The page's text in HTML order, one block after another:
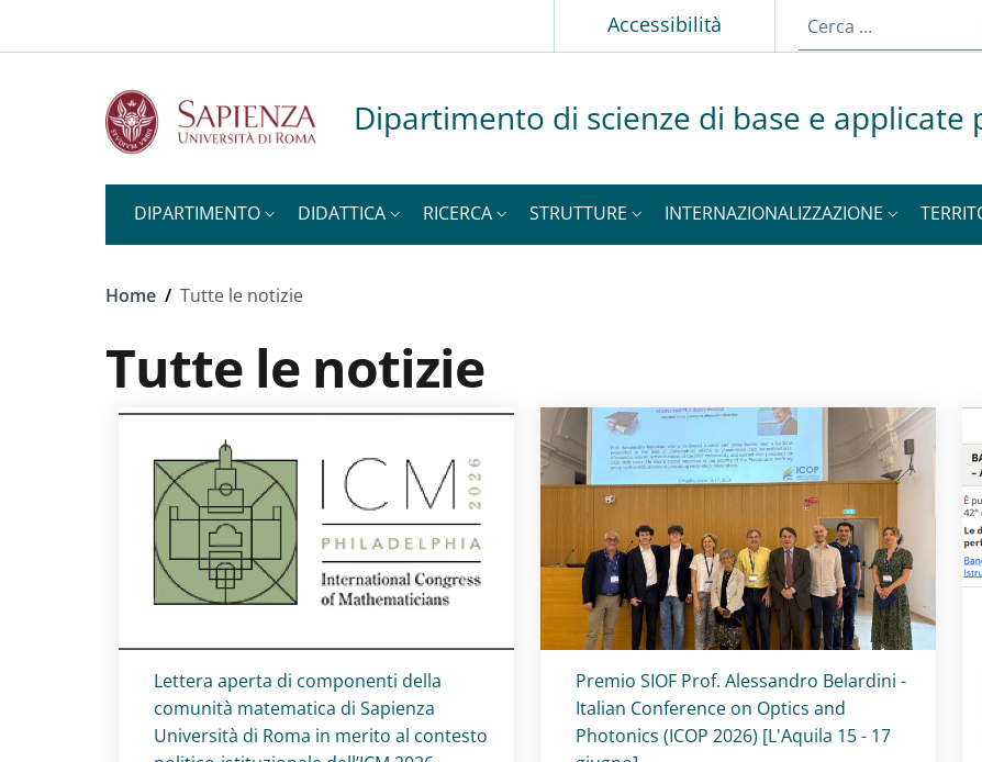
Accessibilità
Dipartimento di scienze di base e applicate
DIPARTIMENTO DIDATTICA RICERCA STRUTTURE INTERNAZIONALIZZAZIONE
Briciole di pane
Home / Tutte le notizie
Tutte le notizie
Titolo card:
Lettera aperta di componenti della
comunità matematica di Sapienza
Università di Roma in merito al contesto
Titolo card:
Premio SIOF Prof. Alessandro Belardini -
Italian Conference on Optics and
Photonics (ICOP 2026) [L'Aquila 15 - 17